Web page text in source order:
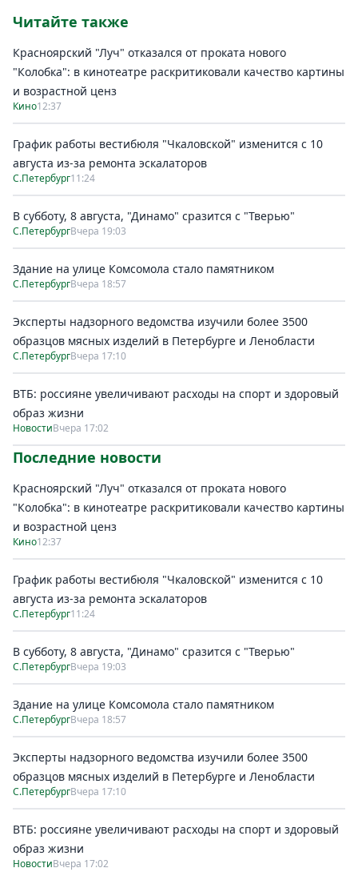
Читайте также
Красноярский "Луч" отказался от проката нового
"Колобка": в кинотеатре раскритиковали качество картины
и возрастной ценз
Кино12:37
График работы вестибюля "Чкаловской" изменится с 10
августа из-за ремонта эскалаторов
С.Петербург11:24
В субботу, 8 августа, "Динамо" сразится с "Тверью"
С.ПетербургВчера 19:03
Здание на улице Комсомола стало памятником
С.ПетербургВчера 18:57
Эксперты надзорного ведомства изучили более 3500
образцов мясных изделий в Петербурге и Ленобласти
С.ПетербургВчера 17:10
ВТБ: россияне увеличивают расходы на спорт и здоровый
образ жизни
НовостиВчера 17:02
Последние новости
Красноярский "Луч" отказался от проката нового
"Колобка": в кинотеатре раскритиковали качество картины
и возрастной ценз
Кино12:37
График работы вестибюля "Чкаловской" изменится с 10
августа из-за ремонта эскалаторов
С.Петербург11:24
В субботу, 8 августа, "Динамо" сразится с "Тверью"
С.ПетербургВчера 19:03
Здание на улице Комсомола стало памятником
С.ПетербургВчера 18:57
Эксперты надзорного ведомства изучили более 3500
образцов мясных изделий в Петербурге и Ленобласти
С.ПетербургВчера 17:10
ВТБ: россияне увеличивают расходы на спорт и здоровый
образ жизни
НовостиВчера 17:02